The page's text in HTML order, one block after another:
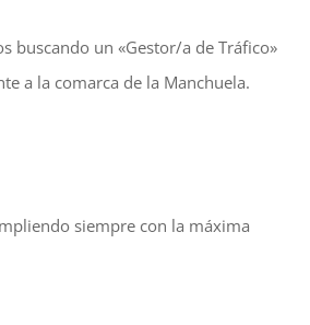
buscando un «Gestor/a de Tráfico»
a la comarca de la Manchuela.
siempre con la máxima